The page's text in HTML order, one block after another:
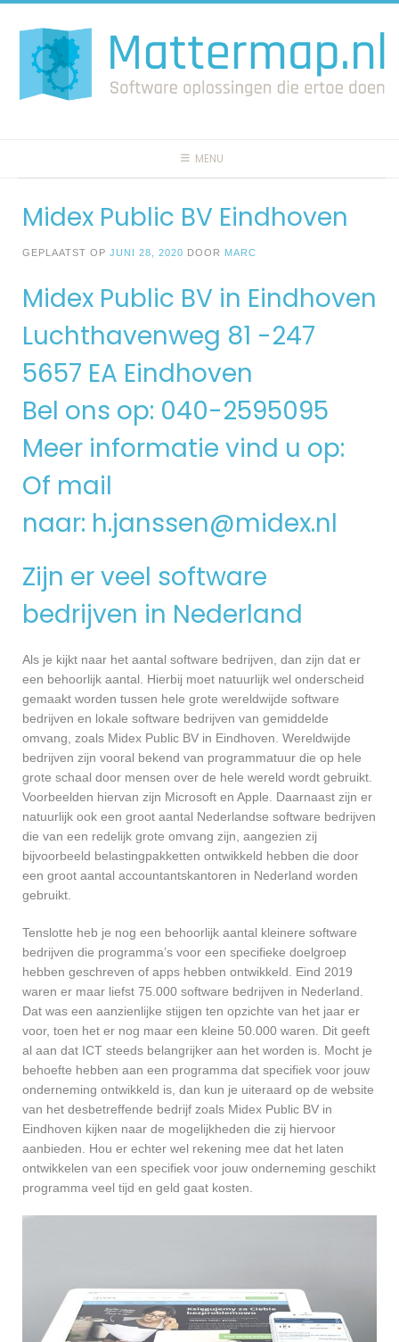
naar
inhoud
MENU
Midex Public BV Eindhoven
GEPLAATST OP JUNI 28, 2020 DOOR MARC
Midex Public BV in Eindhoven
Luchthavenweg 81 -247
5657 EA Eindhoven
Bel ons op: 040-2595095
Meer informatie vind u op:
Of mail
naar: h.janssen@midex.nl
Zijn er veel software
bedrijven in Nederland
Als je kijkt naar het aantal software bedrijven, dan zijn dat er
een behoorlijk aantal. Hierbij moet natuurlijk wel onderscheid
gemaakt worden tussen hele grote wereldwijde software
bedrijven en lokale software bedrijven van gemiddelde
omvang, zoals Midex Public BV in Eindhoven. Wereldwijde
bedrijven zijn vooral bekend van programmatuur die op hele
grote schaal door mensen over de hele wereld wordt gebruikt.
Voorbeelden hiervan zijn Microsoft en Apple. Daarnaast zijn er
natuurlijk ook een groot aantal Nederlandse software bedrijven
die van een redelijk grote omvang zijn, aangezien zij
bijvoorbeeld belastingpakketten ontwikkeld hebben die door
een groot aantal accountantskantoren in Nederland worden
gebruikt.
Tenslotte heb je nog een behoorlijk aantal kleinere software
bedrijven die programma’s voor een specifieke doelgroep
hebben geschreven of apps hebben ontwikkeld. Eind 2019
waren er maar liefst 75.000 software bedrijven in Nederland.
Dat was een aanzienlijke stijgen ten opzichte van het jaar er
voor, toen het er nog maar een kleine 50.000 waren. Dit geeft
al aan dat ICT steeds belangrijker aan het worden is. Mocht je
behoefte hebben aan een programma dat specifiek voor jouw
onderneming ontwikkeld is, dan kun je uiteraard op de website
van het desbetreffende bedrijf zoals Midex Public BV in
Eindhoven kijken naar de mogelijkheden die zij hiervoor
aanbieden. Hou er echter wel rekening mee dat het laten
ontwikkelen van een specifiek voor jouw onderneming geschikt
programma veel tijd en geld gaat kosten.